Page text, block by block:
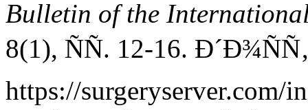
Bulletin of the
8(1), ÑÑ. 12-16.
https://surgeryserver.com/